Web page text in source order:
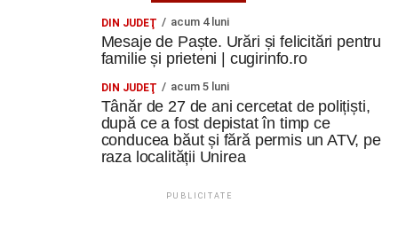
DIN JUDEŢ acum 4 luni
Mesaje de Paște. Urări și felicitări pentru
familie și prieteni | cugirinfo.ro
DIN JUDEŢ acum 5 luni
Tânăr de 27 de ani cercetat de polițiști,
după ce a fost depistat în timp ce
conducea băut și fără permis un ATV, pe
raza localității Unirea
PUBLICITATE